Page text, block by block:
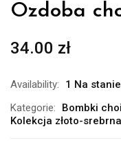
Ozdoba
34.00 zł
Availability:
1 Na stanie
Kategorie:
Bombki
Kolekcja złoto-srebrna